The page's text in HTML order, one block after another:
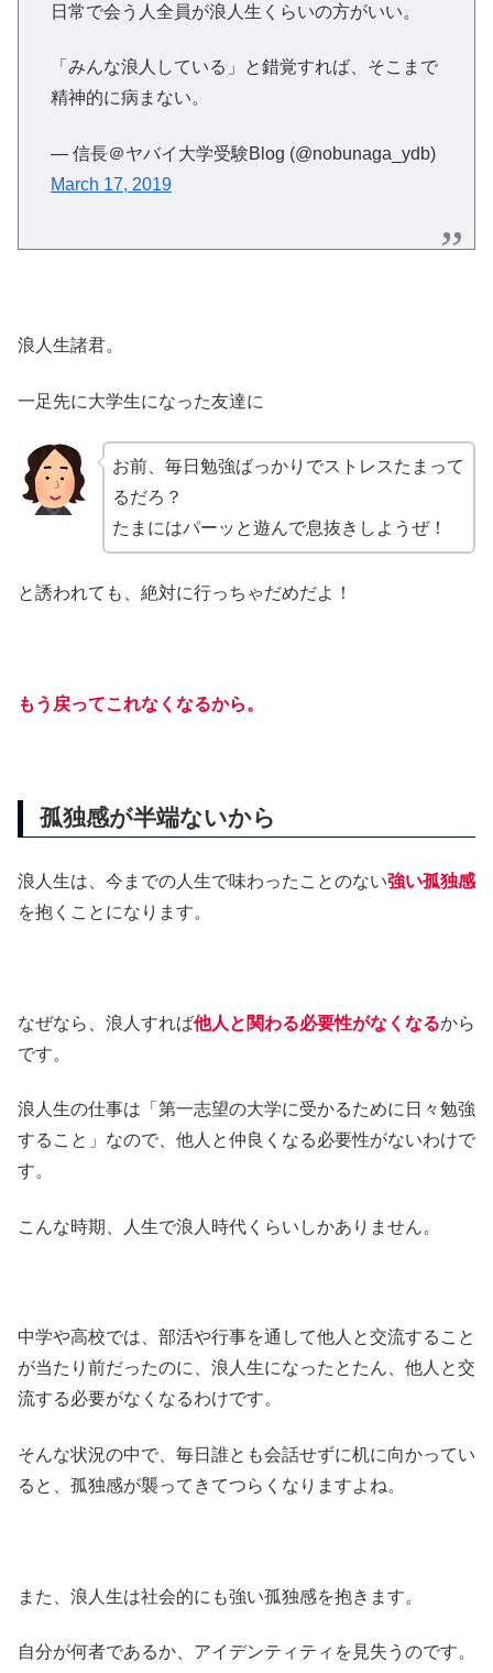
日常で会う人全員が浪人生くらいの方がいい。
「みんな浪人している」と錯覚すれば、そこまで
精神的に病まない。
— 信長＠ヤバイ大学受験Blog (@nobunaga_ydb)
March 17, 2019
浪人生諸君。
一足先に大学生になった友達に
お前、毎日勉強ばっかりでストレスたまって
るだろ？
たまにはパーッと遊んで息抜きしようぜ！
と誘われても、絶対に行っちゃだめだよ！
もう戻ってこれなくなるから。
孤独感が半端ないから
浪人生は、今までの人生で味わったことのない強い孤独感
を抱くことになります。
なぜなら、浪人すれば他人と関わる必要性がなくなるから
です。
浪人生の仕事は「第一志望の大学に受かるために日々勉強
すること」なので、他人と仲良くなる必要性がないわけで
す。
こんな時期、人生で浪人時代くらいしかありません。
中学や高校では、部活や行事を通して他人と交流すること
が当たり前だったのに、浪人生になったとたん、他人と交
流する必要がなくなるわけです。
そんな状況の中で、毎日誰とも会話せずに机に向かってい
ると、孤独感が襲ってきてつらくなりますよね。
また、浪人生は社会的にも強い孤独感を抱きます。
自分が何者であるか、アイデンティティを見失うのです。